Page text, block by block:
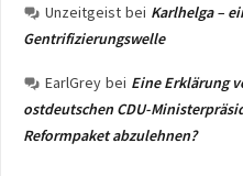
Unzeitgeist bei Karlhelga –
Gentrifizierungswelle
EarlGrey bei Eine Erklärung
ostdeutschen CDU-
Reformpaket abzulehnen?